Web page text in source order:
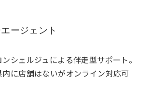
ージェント
ンシェルジュによる伴走型サポート。
内に店舗はないがオンライン対応可